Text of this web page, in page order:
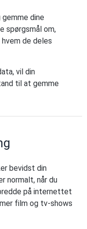
gemme dine
spørgsmål om,
de deles
vil din
til at gemme
bevidst din
normalt, når du
på internettet
film og tv-shows